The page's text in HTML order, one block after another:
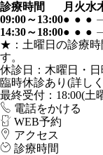
診療時間 月 火水
09:00～13:00● ● ● ⏤
14:30～18:00● ● ● ⏤
★：土曜日の診療時
す。
休診日：木曜日・日
臨時休診あり(詳し
最終受付：18:00(土
電話をかける
WEB予約
アクセス
診療時間